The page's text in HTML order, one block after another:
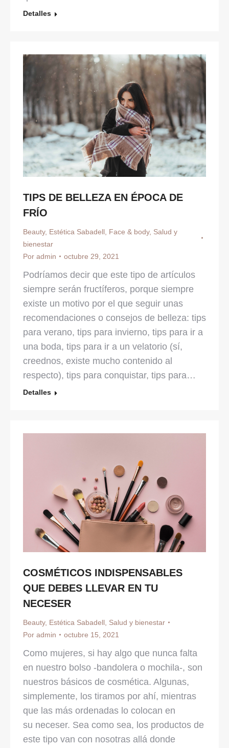
Detalles
TIPS DE BELLEZA EN ÉPOCA DE
FRÍO
Beauty, Estética Sabadell Face & body, Salud y
bienestar
Por admin octubre 29, 2021
Podríamos decir que este tipo de artículos
siempre serán fructíferos, porque siempre
existe un motivo por el que seguir unas
recomendaciones o consejos de belleza: tips
para verano, tips para invierno, tips para ir a
una boda, tips para ir a un velatorio (sí,
creednos, existe mucho contenido al
respecto), tips para conquistar, tips para…
Detalles
COSMÉTICOS INDISPENSABLES
QUE DEBES LLEVAR EN TU
NECESER
Beauty, Estética Sabadell, Salud y bienestar
Por admin octubre 15, 2021
Como mujeres, si hay algo que nunca falta
en nuestro bolso -bandolera o mochila-, son
nuestros básicos de cosmética. Algunas,
simplemente, los tiramos por ahí, mientras
que las más ordenadas lo colocan en
su neceser. Sea como sea, los productos de
este tipo van con nosotras allá donde